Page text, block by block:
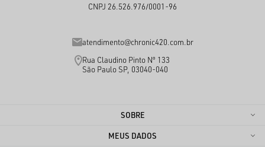
CNPJ 26.526.976/0001-96
atendimento@chronic420.com.br
Rua Claudino Pinto Nº 133
São Paulo SP, 03040-040
SOBRE
MEUS DADOS